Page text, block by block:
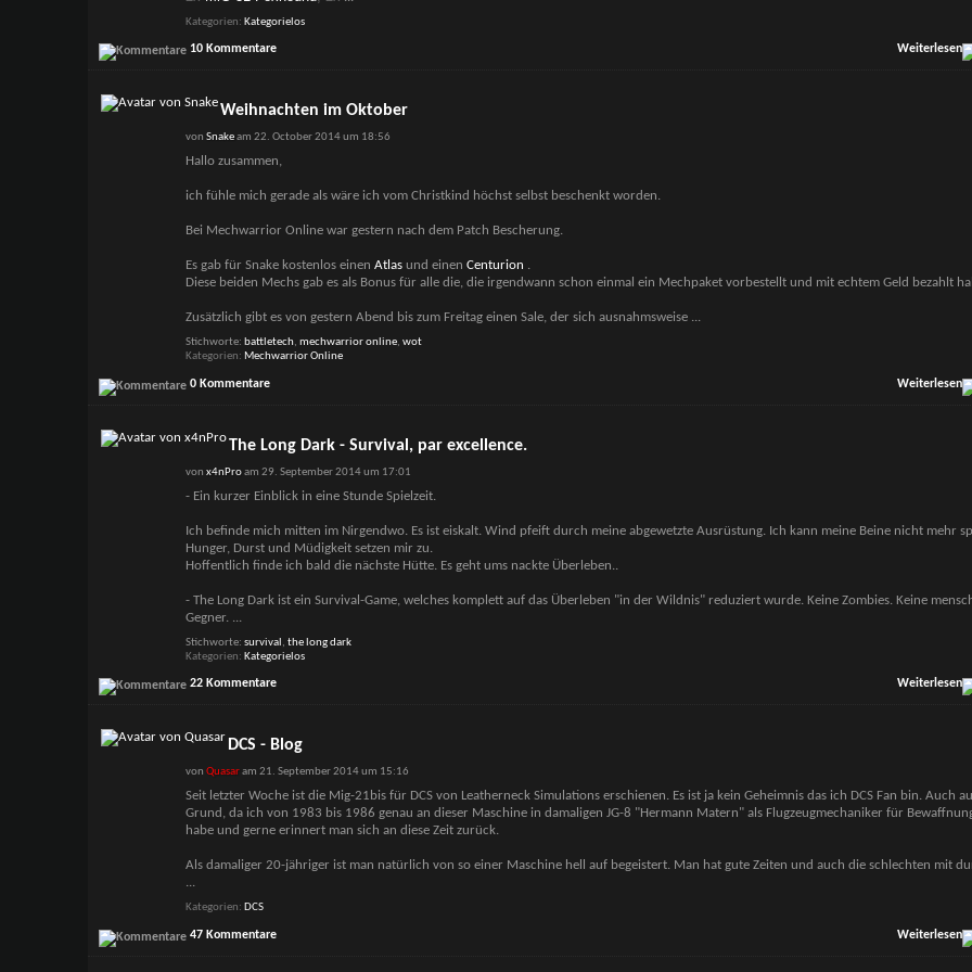
Kategorien Kategorielos
10 Kommentare Weiterlesen
Weihnachten im Oktober
von Snakeam 22. October 2014 um 18:56
Hallo zusammen,
ich fühle mich gerade als wäre ich vom Christkind höchst selbst beschenkt worden.
Bei Mechwarrior Online war gestern nach dem Patch Bescherung.
Es gab für Snake kostenlos einen Atlasund einen Centurion .
Diese beiden Mechs gab es als Bonus für alle die, die irgendwann schon einmal ein Mechpaket vorbestellt und mit echtem Geld bezahlt
Zusätzlich gibt es von gestern Abend bis zum Freitag einen Sale, der sich ausnahmsweise ...
Stichworte: battletech, mechwarrior online, wot
Kategorien
Mechwarrior Online
0 Kommentare Weiterlesen
The Long Dark - Survival, par excellence.
von x4nProam 29. September 2014 um 17:01
- Ein kurzer Einblick in eine Stunde Spielzeit.
Ich befinde mich mitten im Nirgendwo. Es ist eiskalt. Wind pfeift durch meine abgewetzte Ausrüstung. Ich kann meine Beine nicht mehr
Hunger, Durst und Müdigkeit setzen mir zu.
Hoffentlich finde ich bald die nächste Hütte. Es geht ums nackte Überleben..
- The Long Dark ist ein Survival-Game, welches komplett auf das Überleben "in der Wildnis" reduziert wurde. Keine Zombies. Keine
Gegner.
Stichworte: survival , the long dark
Kategorien
Kategorielos
22 Kommentare Weiterlesen
DCS - Blog
von Quasaram 21. September 2014 um 15:16
Seit letzter Woche ist die Mig-21bis für DCS von Leatherneck Simulations erschienen. Es ist ja kein Geheimnis das ich DCS Fan bin. Auch
Grund, da ich von 1983 bis 1986 genau an dieser Maschine in damaligen JG-8 "Hermann Matern" als Flugzeugmechaniker für
habe und gerne erinnert man sich an diese Zeit zurück.
Als damaliger 20-jähriger ist man natürlich von so einer Maschine hell auf begeistert. Man hat gute Zeiten und auch die schlechten mit
...
Kategorien DCS
47 Kommentare Weiterlesen